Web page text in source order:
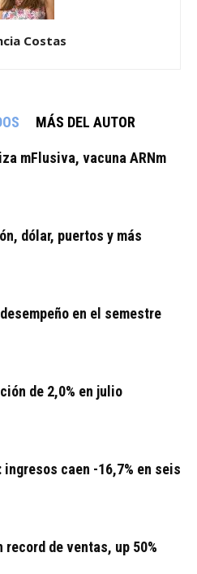
Costas
MÁS DEL AUTOR
mFlusiva, vacuna ARNm
dólar, puertos y más
en el semestre
de 2,0% en julio
ingresos caen -16,7% en seis
record de ventas, up 50%